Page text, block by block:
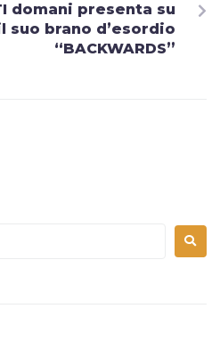
domani presenta su
suo brano d’esordio
“BACKWARDS”